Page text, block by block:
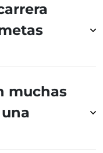
muchas